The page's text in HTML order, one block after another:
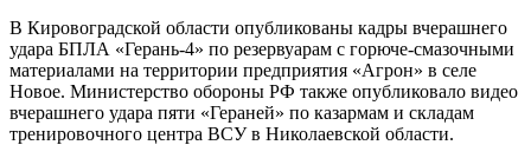
В Кировоградской области опубликованы кадры вчерашнего
удара БПЛА «Герань-4» по резервуарам с горюче-смазочными
материалами на территории предприятия «Агрон» в селе
Новое. Министерство обороны РФ также опубликовало видео
вчерашнего удара пяти «Гераней» по казармам и складам
тренировочного центра ВСУ в Николаевской области.